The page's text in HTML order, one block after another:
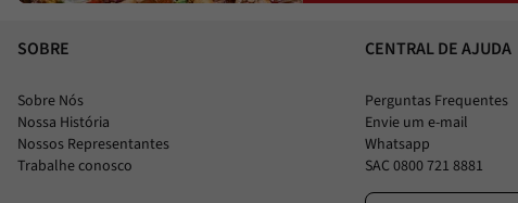
SOBRE
Sobre Nós
Nossa História
Nossos Representantes
Trabalhe conosco
CENTRAL DE AJUDA
Perguntas Frequentes
Envie um e-mail
Whatsapp
SAC 0800 721 8881